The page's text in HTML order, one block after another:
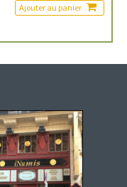
Ajouter au panier